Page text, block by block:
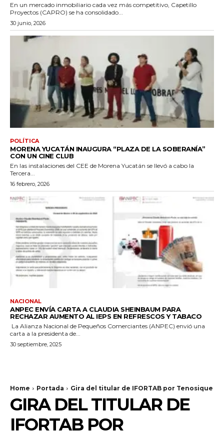
En un mercado inmobiliario cada vez más competitivo, Capetillo
Proyectos (CAPRO) se ha consolidado...
30 junio, 2026
POLÍTICA
MORENA YUCATÁN INAUGURA “PLAZA DE LA SOBERANÍA”
CON UN CINE CLUB
En las instalaciones del CEE de Morena Yucatán se llevó a cabo la
Tercera...
16 febrero, 2026
NACIONAL
ANPEC ENVÍA CARTA A CLAUDIA SHEINBAUM PARA
RECHAZAR AUMENTO AL IEPS EN REFRESCOS Y TABACO
La Alianza Nacional de Pequeños Comerciantes (ANPEC) envió una
carta a la presidenta de...
30 septiembre, 2025